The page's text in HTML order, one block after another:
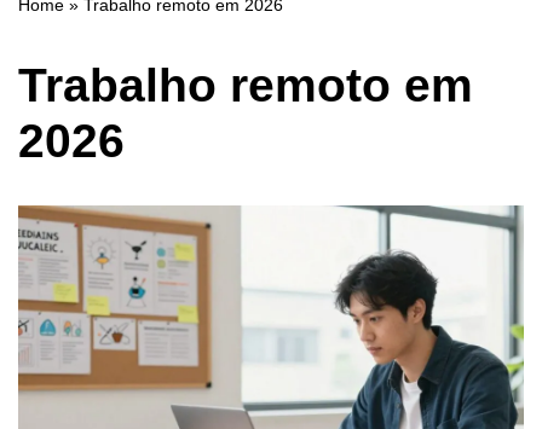
Home » Trabalho remoto em 2026
Trabalho remoto em
2026